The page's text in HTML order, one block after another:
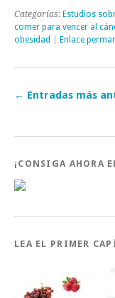
Categorías: Estudios
comer para vencer al
obesidad
Enlace
← Entradas más
¡CONSIGA AHORA
LEA EL PRIMER